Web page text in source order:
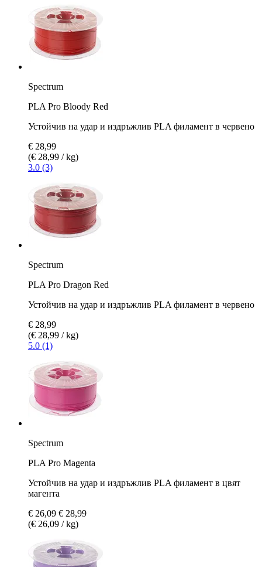
Spectrum
PLA Pro Bloody Red
Устойчив на удар и издръжлив PLA филамент в червено
€ 28,99
(€ 28,99 / kg)
3.0 (3)
Spectrum
PLA Pro Dragon Red
Устойчив на удар и издръжлив PLA филамент в червено
€ 28,99
(€ 28,99 / kg)
5.0 (1)
Spectrum
PLA Pro Magenta
Устойчив на удар и издръжлив PLA филамент в цвят
магента
€ 26,09 € 28,99
(€ 26,09 / kg)